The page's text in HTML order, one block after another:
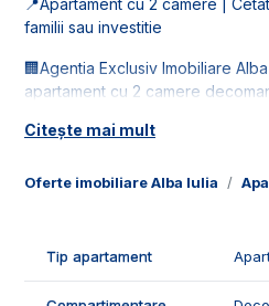
Oferte imobiliare Alba Iulia
📍Apartament cu 2 camere |
familii sau investitie
🏢Agentia Exclusiv Imobiliare
apartament cu 2 camere
din:
- 1 dormitor;
- 1 debara;
Citește mai mult
Tip apartament